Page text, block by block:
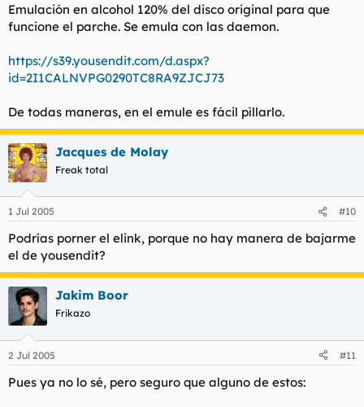
Emulación en alcohol 120% del disco original para que
funcione el parche. Se emula con las daemon.
https://s39.yousendit.com/d.aspx?
id=2I1CALNVPG0290TC8RA9ZJCJ73
De todas maneras, en el emule es fácil pìllarlo.
Jacques de Molay
Freak total
1 Jul 2005 #10
Podrías porner el elink, porque no hay manera de bajarme
el de yousendit?
Jakim Boor
Frikazo
2 Jul 2005 #11
Pues ya no lo sé, pero seguro que alguno de estos: